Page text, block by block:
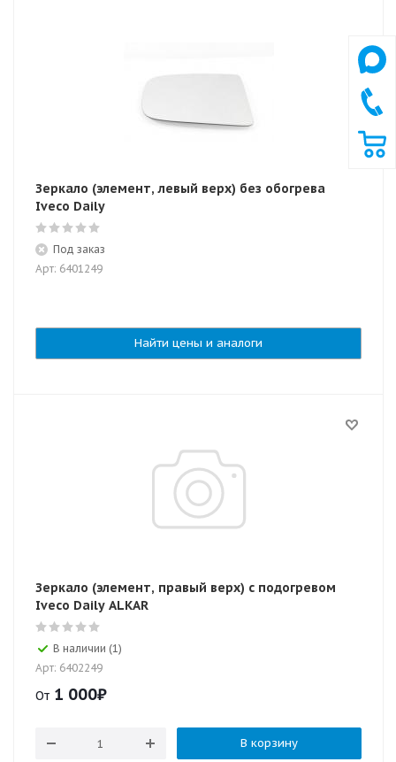
Зеркало (элемент, левый верх) без обогрева
Iveco Daily
Под заказ
Арт: 6401249
Найти цены и аналоги
Зеркало (элемент, правый верх) с подогревом
Iveco Daily ALKAR
В наличии (1)
Арт: 6402249
От 1 000₽
В корзину